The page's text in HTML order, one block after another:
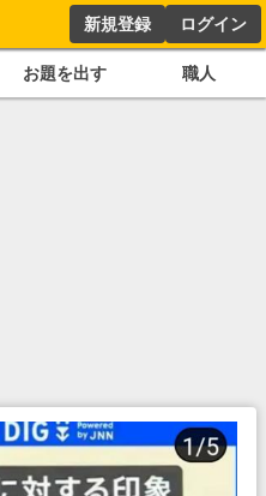
新規登録 ログイン
お題を出す 職人